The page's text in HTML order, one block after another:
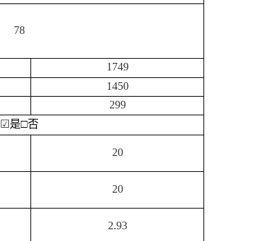
78
1749
1450
299
☑是□否
20
20
2.93